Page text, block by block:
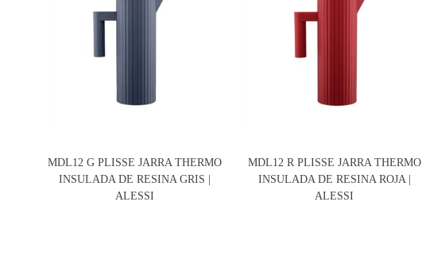
MDL12 G PLISSE JARRA THERMO
INSULADA DE RESINA GRIS |
ALESSI
MDL12 R PLISSE JARRA THERMO
INSULADA DE RESINA ROJA |
ALESSI